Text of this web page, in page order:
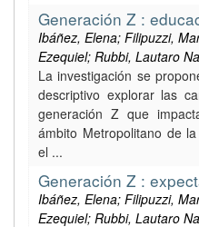
Generación Z :
Ibáñez, Elena; Filipuzzi,
Ezequiel; Rubbi, Lautaro
La investigación se
descriptivo explorar las
generación Z que
ámbito Metropolitano de
el ...
Generación Z :
Ibáñez, Elena; Filipuzzi,
Ezequiel; Rubbi, Lautaro